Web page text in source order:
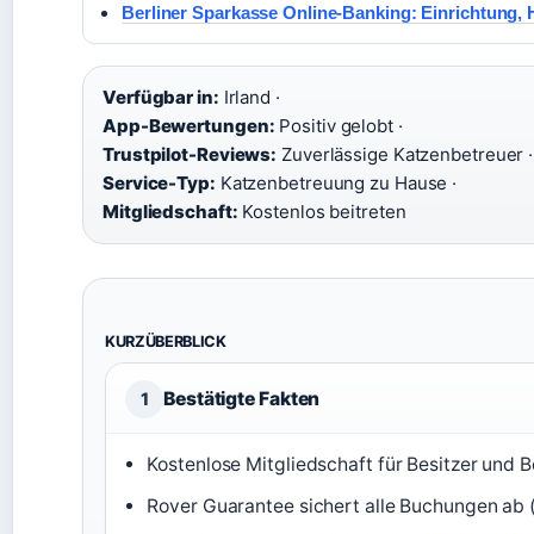
Berliner Sparkasse Online-Banking: Einrichtung,
Verfügbar in: Irland ·
App-Bewertungen: Positiv gelobt ·
Trustpilot-Reviews: Zuverlässige Katzenbetreuer ·
Service-Typ: Katzenbetreuung zu Hause ·
Mitgliedschaft: Kostenlos beitreten
KURZÜBERBLICK
1 Bestätigte Fakten
Kostenlose Mitgliedschaft für Besitzer und
Rover Guarantee sichert alle Buchungen ab